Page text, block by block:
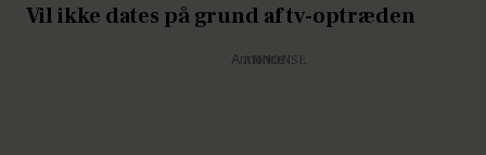
Vil ikke dates på grund af tv-optræden
Annonce